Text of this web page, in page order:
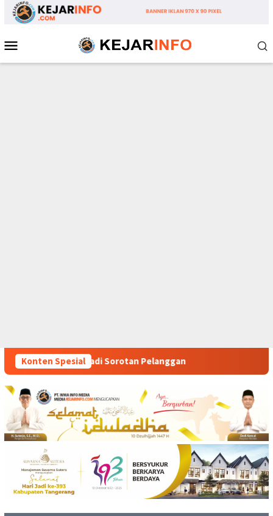
Loncat
Mobile
Konten Spesial
Pelanggan